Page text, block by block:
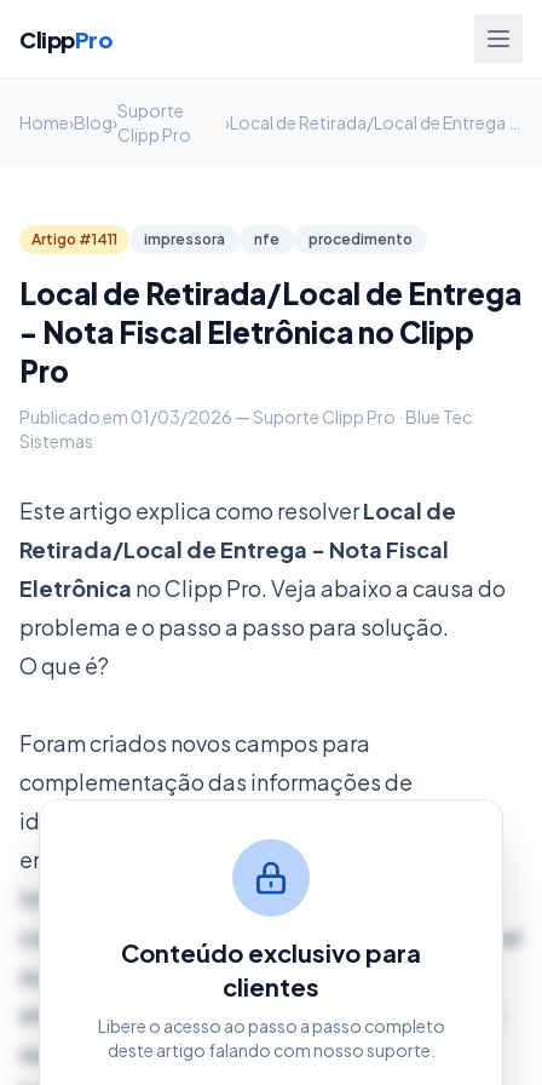
ClippPro
Home›Blog›
Suporte
Clipp Pro
›
Artigo #1411 impressora nfe procedimento
Local de Retirada/Local de Entrega
- Nota Fiscal Eletrônica no Clipp
Pro
Publicado em 01/03/2026 — Suporte Clipp Pro · Blue Tec
Sistemas
Este artigo explica como resolverLocal de
Retirada/Local de Entrega - Nota Fiscal
Eletrônica no Clipp Pro. Veja abaixo a causa do
problema e o passo a passo para solução.
O que é?
Foram criados novos campos para
complementação das informações de
identificação do estabelecimento e do
endereço do local de entrega.
Isto acontece quando a mercadoria não está
com o Emitente e deve ser retirada em outro local
ou então quando a mercadoria não deve ser
entregue no endereço do Destinatário, mas em
outro local.
Conteúdo exclusivo para
clientes
Libere o acesso ao passo a passo completo
deste artigo falando com nosso suporte.